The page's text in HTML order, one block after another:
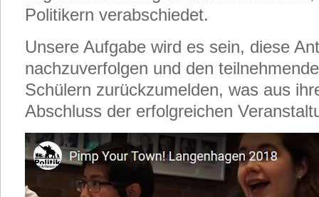
Politikern verabschiedet.
Unsere Aufgabe wird es sein, diese
nachzuverfolgen und den
Schülern zurückzumelden, was aus
Abschluss der erfolgreichen